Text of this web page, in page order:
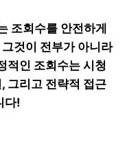
조회수를 안전하게
것이 전부가 아니라
적인 조회수는 시청
그리고 전략적 접근
다!